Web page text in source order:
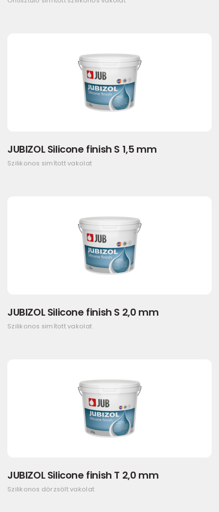
JUBIZOL Silicone finish S 1,5 mm
Szilikonos simított vakolat
JUBIZOL Silicone finish S 2,0 mm
Szilikonos simított vakolat
JUBIZOL Silicone finish T 2,0 mm
Szilikonos dörzsölt vakolat